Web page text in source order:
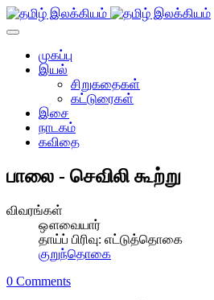
முகப்பு
இயல்
சிறுகதைகள்
கட்டுரைகள்
இசை
நாடகம்
கவிதை
பாலை - செவிலி கூற்று
விவரங்கள்
ஔவையார்
தாய்ப் பிரிவு: எட்டுத்தொகை
குறுந்தொகை
0 Comments